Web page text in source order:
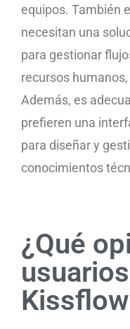
equipos. También
necesitan una
para gestionar
recursos
Además, es
prefieren una
para diseñar y
conocimientos
¿Qué